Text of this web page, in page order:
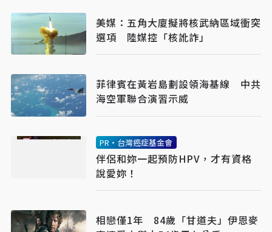
美媒：五角大廈擬將核武納區域衝突
選項 陸媒控「核訛詐」
菲律賓在黃岩島劃設領海基線 中共
海空軍聯合演習示威
PR・台灣癌症基金會
伴侶和妳一起預防HPV，才有資格
說愛妳！
相戀僅1年 84歲「甘道夫」伊恩麥